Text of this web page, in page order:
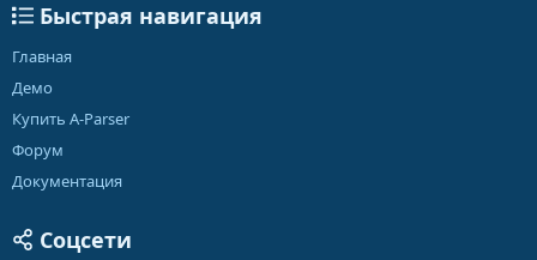
Быстрая навигация
Главная
Демо
Купить A-Parser
Форум
Документация
Соцсети